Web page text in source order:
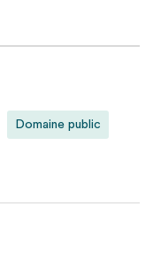
Domaine public